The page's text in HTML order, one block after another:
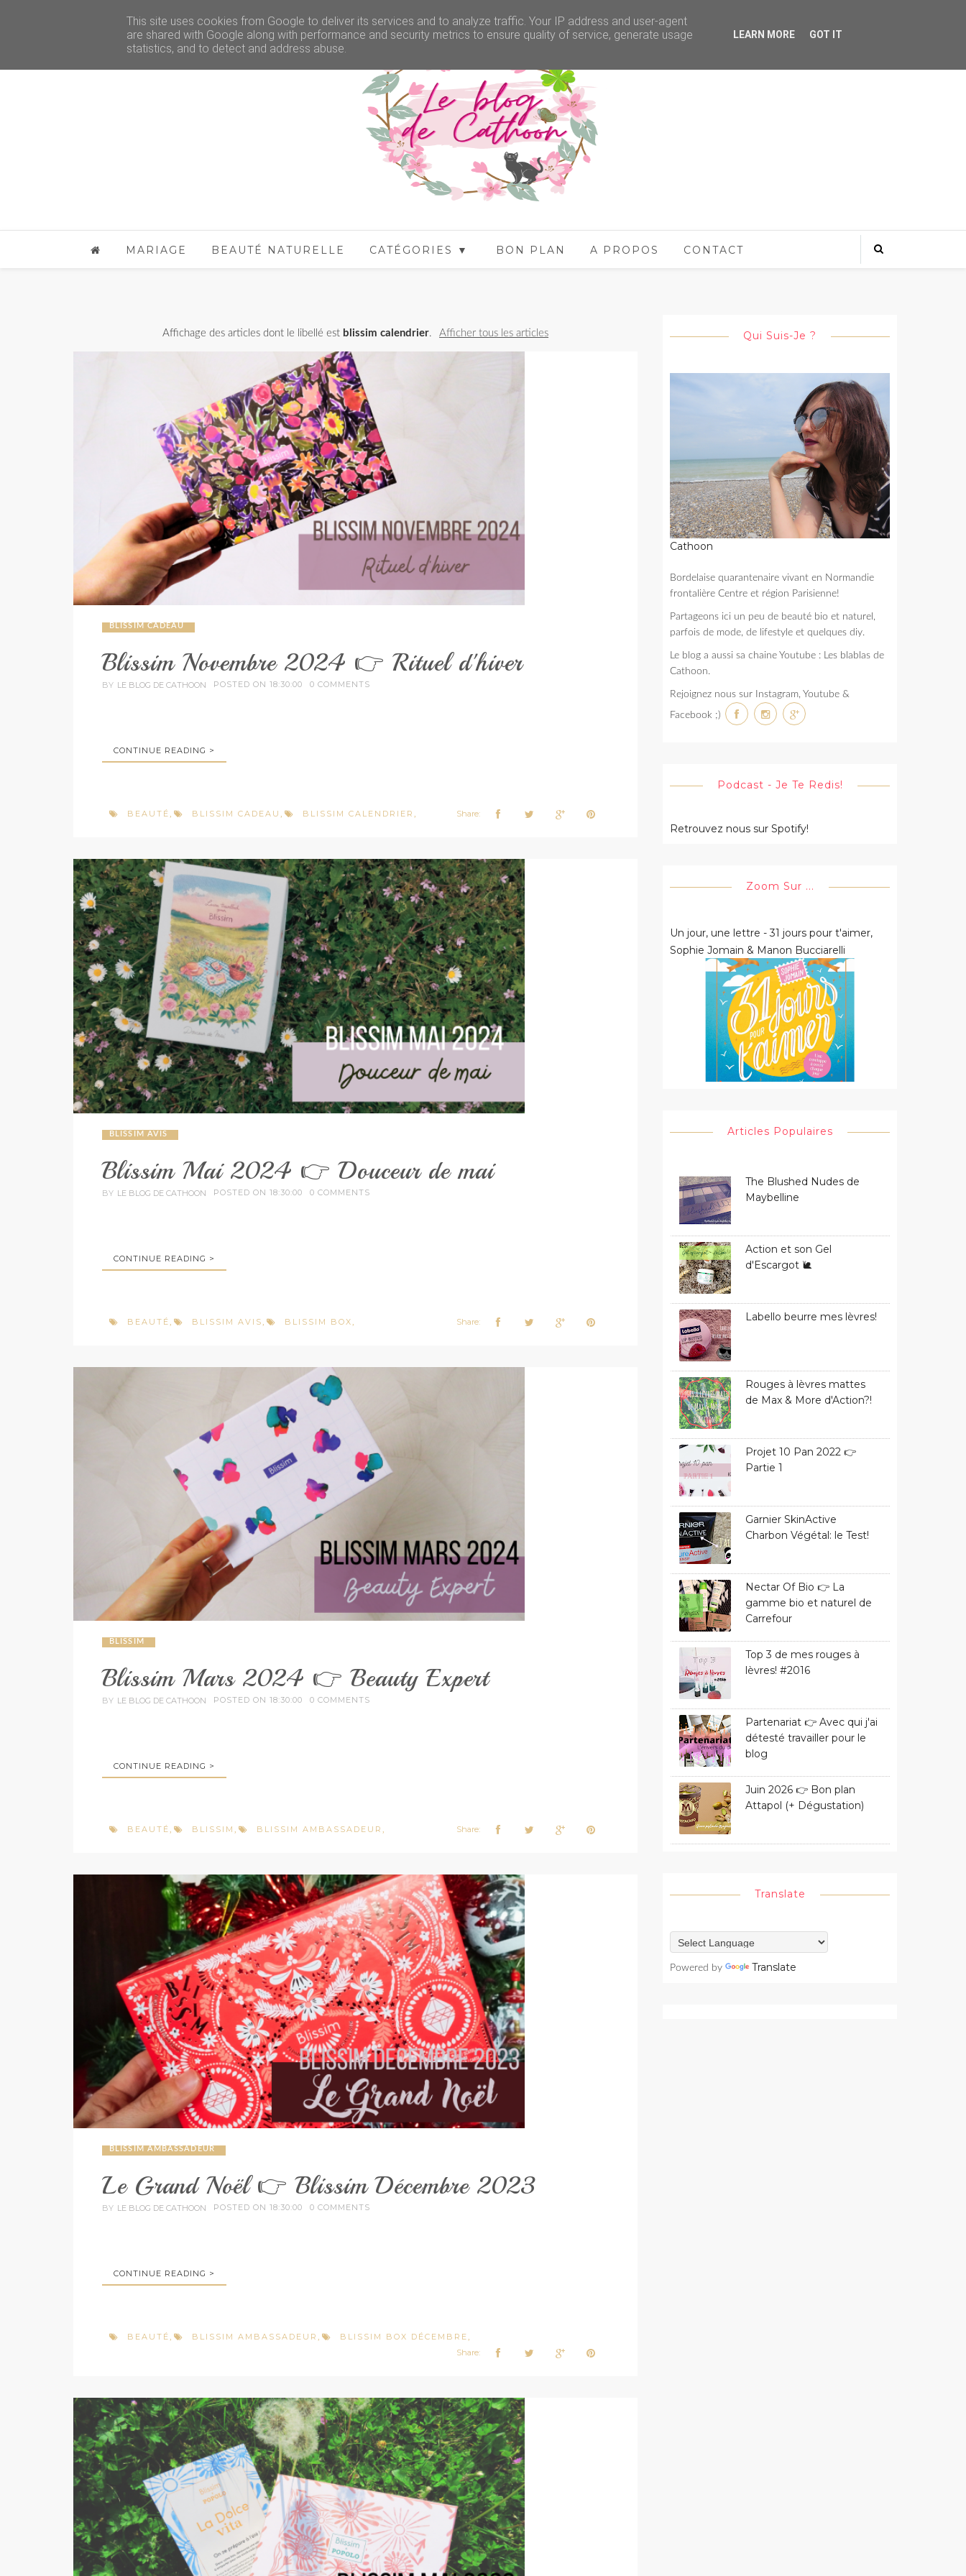
MARIAGE BEAUTÉ NATURELLE CATÉGORIES ▼ BON PLAN A PROPOS CONTACT
Affichage des articles dont le libellé est blissim calendrier. Afficher tous les articles
BLISSIM CADEAU
Blissim Novembre 2024 👉 Rituel d'hiver
BY LE BLOG DE CATHOON POSTED ON 18:30:00 0 COMMENTS
CONTINUE READING >
BEAUTÉ, BLISSIM CADEAU , BLISSIM CALENDRIER , Share:
BLISSIM AVIS
Blissim Mai 2024 👉 Douceur de mai
BY LE BLOG DE CATHOON POSTED ON 18:30:00 0 COMMENTS
CONTINUE READING >
BEAUTÉ BLISSIM AVIS BLISSIM BOX Share:
BLISSIM
Blissim Mars 2024 👉 Beauty Expert
BY LE BLOG DE CATHOON POSTED ON 18:30:00 0 COMMENTS
CONTINUE READING >
BEAUTÉ BLISSIM BLISSIM AMBASSADEUR Share:
BLISSIM AMBASSADEUR
Le Grand Noël 👉 Blissim Décembre 2023
BY LE BLOG DE CATHOON POSTED ON 18:30:00 0 COMMENTS
CONTINUE READING >
BEAUTÉ BLISSIM AMBASSADEUR BLISSIM BOX DÉCEMBRE
Share:
Qui Suis-Je ?
Cathoon
Bordelaise quarantenaire vivant en Normandie
frontalière Centre et région Parisienne!
Partageons ici un peu de beauté bio et naturel,
parfois de mode, de lifestyle et quelques diy.
Le blog a aussi sa chaine Youtube : Les blablas de
Cathoon.
Rejoignez nous sur Instagram, Youtube &
Facebook ;)
Podcast - Je Te Redis!
Retrouvez nous sur Spotify!
Zoom Sur ...
Un jour, une lettre - 31 jours pour t'aimer,
Sophie Jomain & Manon Bucciarelli
Articles Populaires
The Blushed Nudes de
Maybelline
Action et son Gel
d'Escargot 🐌
Labello beurre mes lèvres!
Rouges à lèvres mattes
de Max & More d'Action?!
Projet 10 Pan 2022 👉
Partie 1
Garnier SkinActive
Charbon Végétal: le Test!
Nectar Of Bio 👉 La
gamme bio et naturel de
Carrefour
Top 3 de mes rouges à
lèvres! #2016
Partenariat 👉 Avec qui j'ai
détesté travailler pour le
blog
Juin 2026 👉 Bon plan
Attapol (+ Dégustation)
Translate
Powered by Translate
This site uses cookies from Google to deliver its services and to analyze traffic. Your IP address and user-agent
are shared with Google along with performance and security metrics to ensure quality of service, generate usage
statistics, and to detect and address abuse.
LEARN MORE GOT IT